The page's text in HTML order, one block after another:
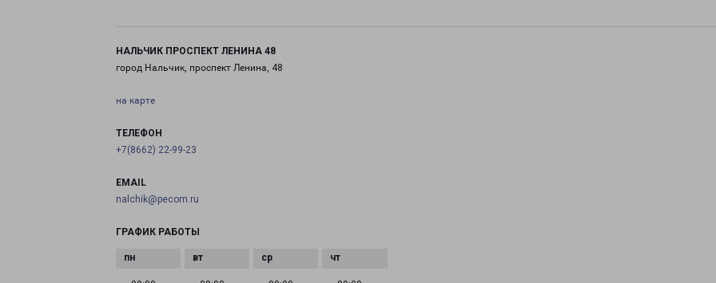
НАЛЬЧИК ПРОСПЕКТ ЛЕНИНА 48
город Нальчик, проспект Ленина, 48
на карте
ТЕЛЕФОН
+7(8662) 22-99-23
EMAIL
nalchik@pecom.ru
ГРАФИК РАБОТЫ